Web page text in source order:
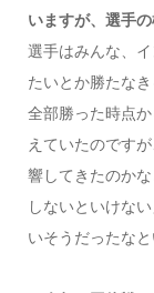
いますが、選手
選手はみんな、
たいとか勝たな
全部勝った時点
えていたのです
響してきたのか
しないといけな
いそうだったな